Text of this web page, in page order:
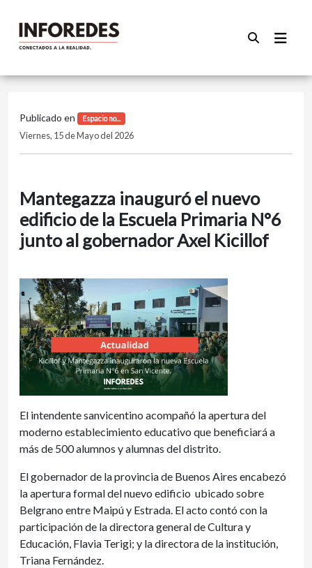
Publicado en Espacio no...
Viernes, 15 de Mayo del 2026
Mantegazza inauguró el nuevo
edificio de la Escuela Primaria N°6
junto al gobernador Axel Kicillof
El intendente sanvicentino acompañó la apertura del
moderno establecimiento educativo que beneficiará a
más de 500 alumnos y alumnas del distrito.
El gobernador de la provincia de Buenos Aires encabezó
la apertura formal del nuevo edificio ubicado sobre
Belgrano entre Maipú y Estrada. El acto contó con la
participación de la directora general de Cultura y
Educación, Flavia Terigi; y la directora de la institución,
Triana Fernández.